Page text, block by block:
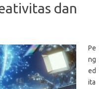
dan
Pe
ng
ed
ita